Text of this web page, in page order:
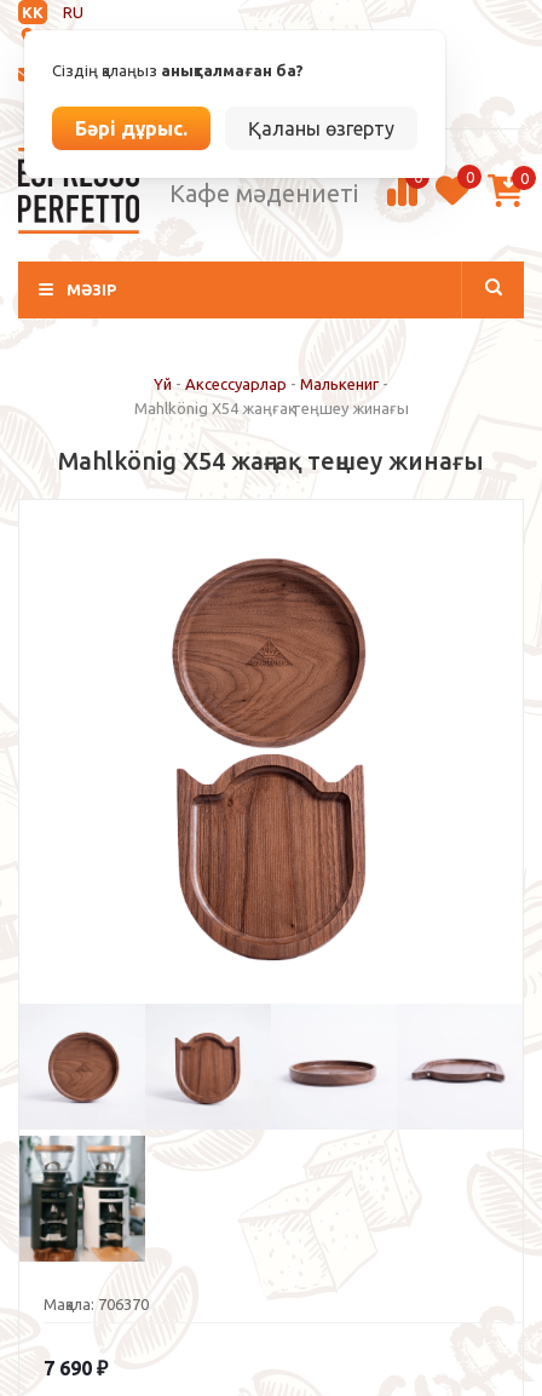
KK
RU
Сіздің қалаңыз анықталмаған ба?
Бәрі дұрыс. Қаланы өзгерту
info@espressoperfetto.kz
Кафе мәдениеті
0 0 0
МӘЗІР
Үй - Аксессуарлар - Малькениг -
Mahlkönig X54 жаңғақ теңшеу жинағы
Mahlkönig X54 жаңғақ теңшеу жинағы
Мақала: 706370
7 690 ₽